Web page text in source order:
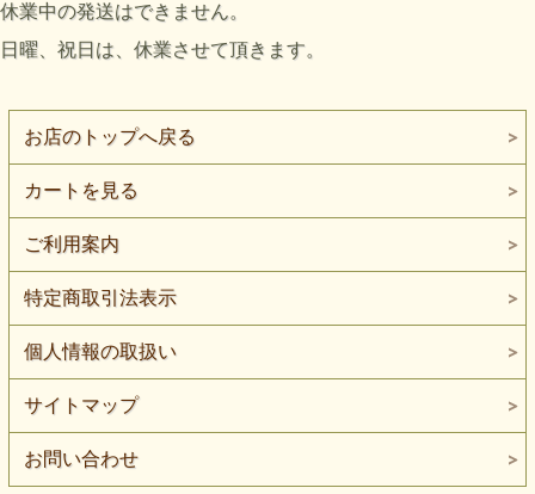
休業中の発送はできません。
日曜、祝日は、休業させて頂きます。
お店のトップへ戻る
カートを見る
ご利用案内
特定商取引法表示
個人情報の取扱い
サイトマップ
お問い合わせ